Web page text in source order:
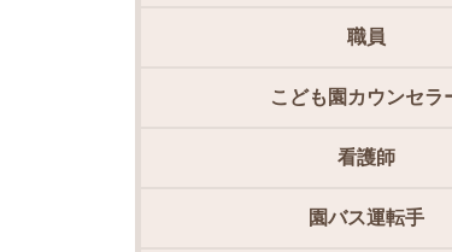
職員
こども園カウンセラ
看護師
園バス運転手